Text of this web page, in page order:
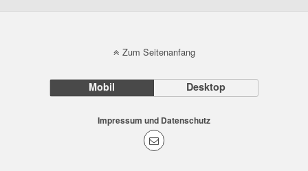
Zum Seitenanfang
Mobil Desktop
Impressum und Datenschutz